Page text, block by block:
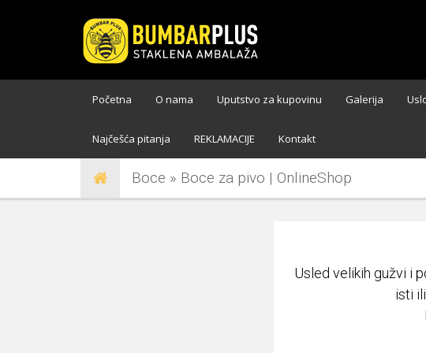
Početna O nama Uputstvo za kupovinu Galerija
Najčešća pitanja REKLAMACIJE Kontakt
Boce » Boce za pivo | OnlineShop
Usled velikih gužvi i
isti